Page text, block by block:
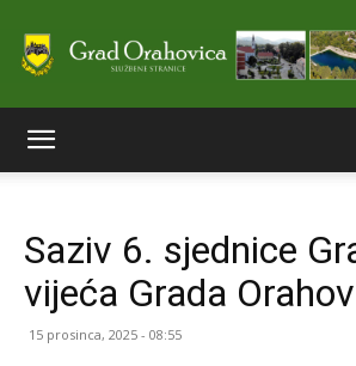
stranice
Saziv 6. sjednice
vijeća Grada
15 prosinca, 2025 - 08:55